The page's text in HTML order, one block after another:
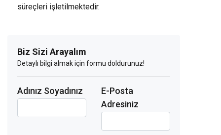
süreçleri işletilmektedir.
Biz Sizi Arayalım
Detaylı bilgi almak için formu doldurunuz!
Adınız Soyadınız
E-Posta
Adresiniz